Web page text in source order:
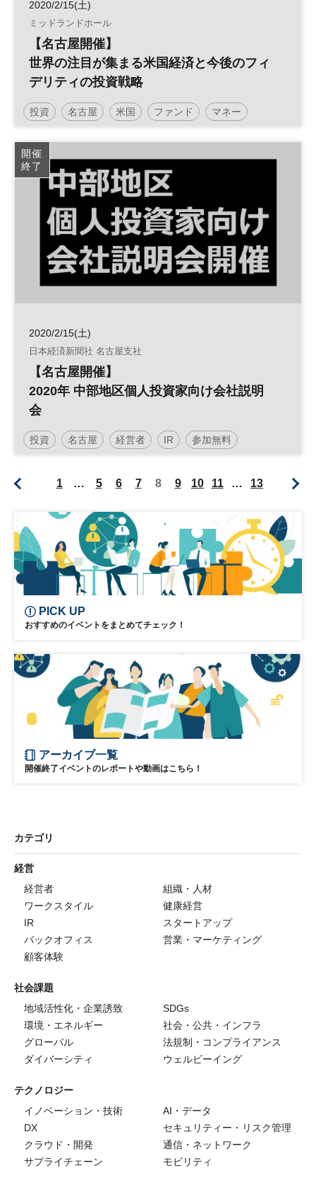
2020/2/15(土)
ミッドランドホール
【名古屋開催】
世界の注目が集まる米国経済と今後のフィ
デリティの投資戦略
投資 名古屋 米国 ファンド マネー
アメリカ 投資信託 参加無料
土日祝開催
開催
終了
2020/2/15(土)
日本経済新聞社 名古屋支社
【名古屋開催】
2020年 中部地区個人投資家向け会社説明
会
投資 名古屋 経営者 IR 参加無料
1 … 5 6 7 8 9 10 11 … 13
PICK UP
おすすめのイベントをまとめてチェック！
アーカイブ一覧
開催終了イベントのレポートや動画はこちら！
カテゴリ
経営
経営者
組織・人材
ワークスタイル
健康経営
IR
スタートアップ
バックオフィス
営業・マーケティング
顧客体験
社会課題
地域活性化・企業誘致
SDGs
環境・エネルギー
社会・公共・インフラ
グローバル
法規制・コンプライアンス
ダイバーシティ
ウェルビーイング
テクノロジー
イノベーション・技術
AI・データ
DX
セキュリティー・リスク管理
クラウド・開発
通信・ネットワーク
サプライチェーン
モビリティ